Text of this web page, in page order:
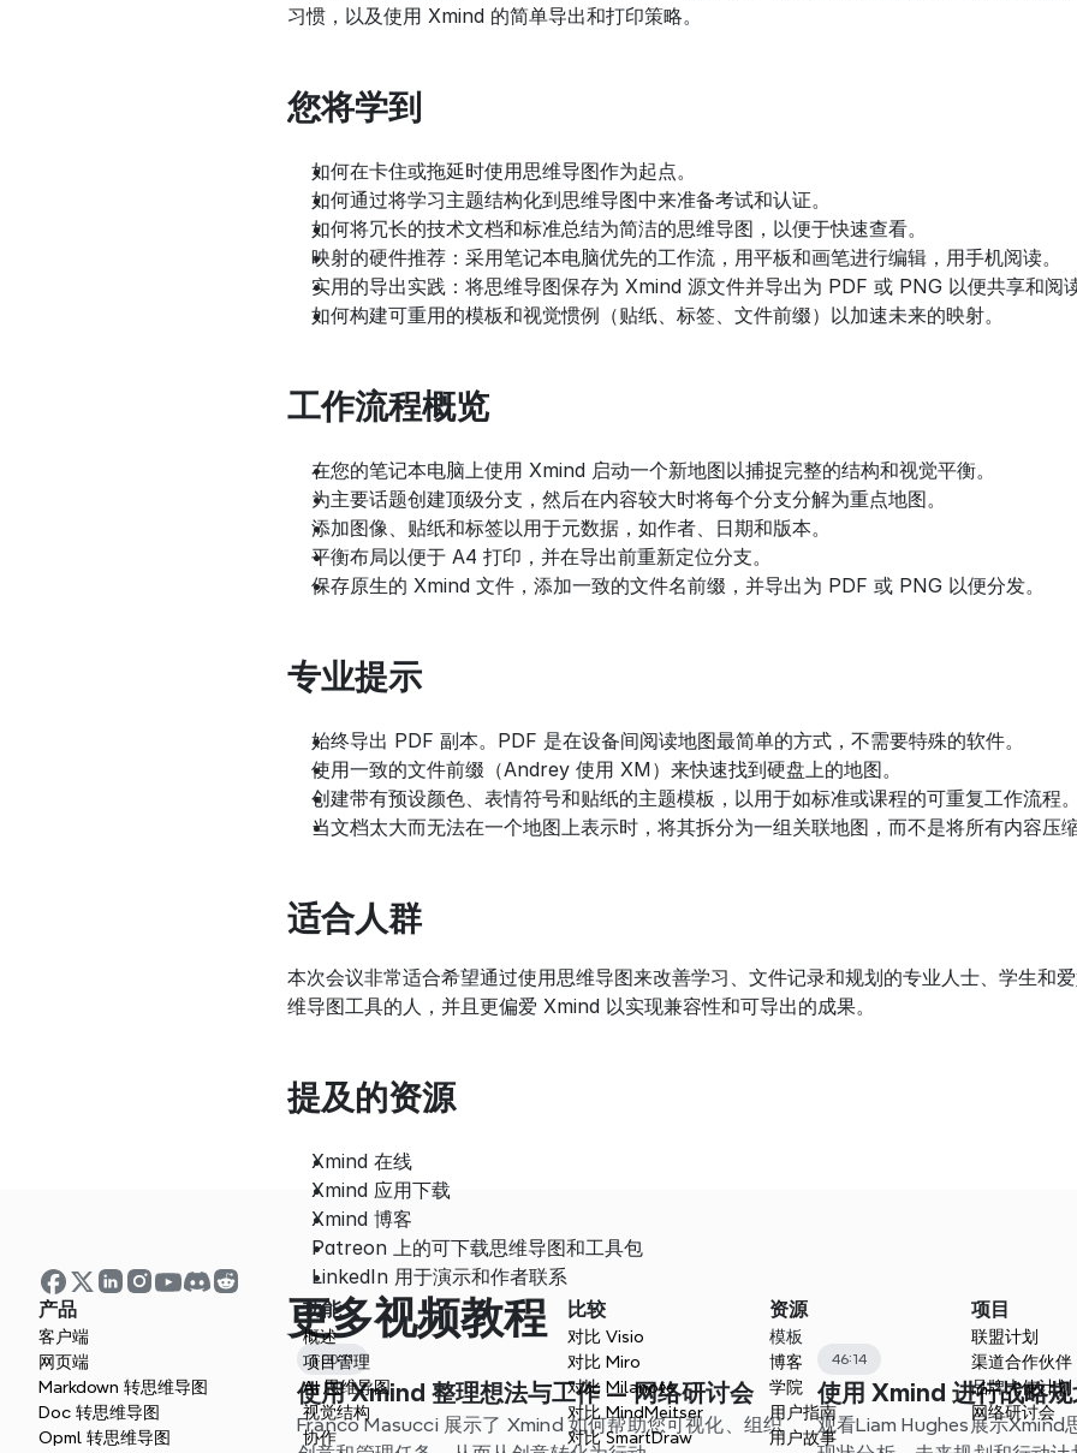
习惯，以及使用 Xmind 的简单导出和打印策略。
您将学到
如何在卡住或拖延时使用思维导图作为起点。
如何通过将学习主题结构化到思维导图中来准备考试和认证。
如何将冗长的技术文档和标准总结为简洁的思维导图，以便于快速查看。
映射的硬件推荐：采用笔记本电脑优先的工作流，用平板和画笔进行编辑，用手机阅读。
实用的导出实践：将思维导图保存为 Xmind 源文件并导出为 PDF 或 PNG 以便共享和阅读
如何构建可重用的模板和视觉惯例（贴纸、标签、文件前缀）以加速未来的映射。
工作流程概览
在您的笔记本电脑上使用 Xmind 启动一个新地图以捕捉完整的结构和视觉平衡。
为主要话题创建顶级分支，然后在内容较大时将每个分支分解为重点地图。
添加图像、贴纸和标签以用于元数据，如作者、日期和版本。
平衡布局以便于 A4 打印，并在导出前重新定位分支。
保存原生的 Xmind 文件，添加一致的文件名前缀，并导出为 PDF 或 PNG 以便分发。
专业提示
始终导出 PDF 副本。PDF 是在设备间阅读地图最简单的方式，不需要特殊的软件。
使用一致的文件前缀（Andrey 使用 XM）来快速找到硬盘上的地图。
创建带有预设颜色、表情符号和贴纸的主题模板，以用于如标准或课程的可重复工作流程。
当文档太大而无法在一个地图上表示时，将其拆分为一组关联地图，而不是将所有内容压缩
适合人群
本次会议非常适合希望通过使用思维导图来改善学习、文件记录和规划的专业人士、学生和
维导图工具的人，并且更偏爱 Xmind 以实现兼容性和可导出的成果。
提及的资源
Xmind 在线
Xmind 应用下载
Xmind 博客
Patreon 上的可下载思维导图和工具包
LinkedIn 用于演示和作者联系
更多视频教程
1:00:11
使用 Xmind 整理想法与工作 — 网络研讨会
Franco Masucci 展示了 Xmind 如何帮助您可视化、组织
46:14
使用 Xmind 进行战略
观看Liam Hughes展示Xmind
产品
客户端
网页端
Markdown 转思维导图
Doc 转思维导图
Opml 转思维导图
功能
概述
项目管理
AI 思维导图
视觉结构
协作
比较
对比 Visio
对比 Miro
对比 Milanote
对比 MindMeitser
对比 SmartDraw
资源
模板
博客
学院
用户指南
用户故事
项目
联盟计划
渠道合作伙伴
品牌大使计划
网络研讨会